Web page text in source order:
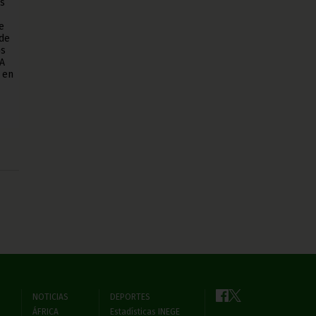
NOTICIAS
ÁFRICA
DEPORTES
Estadísticas INEGE